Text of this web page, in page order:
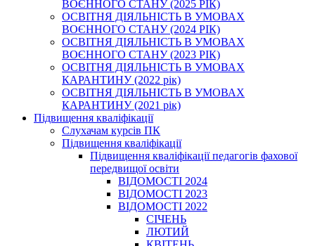
ВОЄННОГО СТАНУ (2025 РІК)
ОСВІТНЯ ДІЯЛЬНІСТЬ В УМОВАХ
ВОЄННОГО СТАНУ (2024 РІК)
ОСВІТНЯ ДІЯЛЬНІСТЬ В УМОВАХ
ВОЄННОГО СТАНУ (2023 РІК)
ОСВІТНЯ ДІЯЛЬНІСТЬ В УМОВАХ
КАРАНТИНУ (2022 рік)
ОСВІТНЯ ДІЯЛЬНІСТЬ В УМОВАХ
КАРАНТИНУ (2021 рік)
Підвищення кваліфікації
Слухачам курсів ПК
Підвищення кваліфікації
Підвищення кваліфікації педагогів фахової
передвищої освіти
ВІДОМОСТІ 2024
ВІДОМОСТІ 2023
ВІДОМОСТІ 2022
СІЧЕНЬ
ЛЮТИЙ